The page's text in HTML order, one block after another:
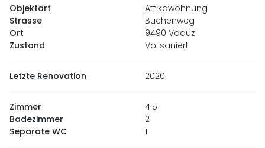
Objektart
Attikawohnung
Strasse
Buchenweg
Ort
9490 Vaduz
Zustand
Vollsaniert
Letzte Renovation 2020
Zimmer
4.5
Badezimmer
2
Separate WC
1